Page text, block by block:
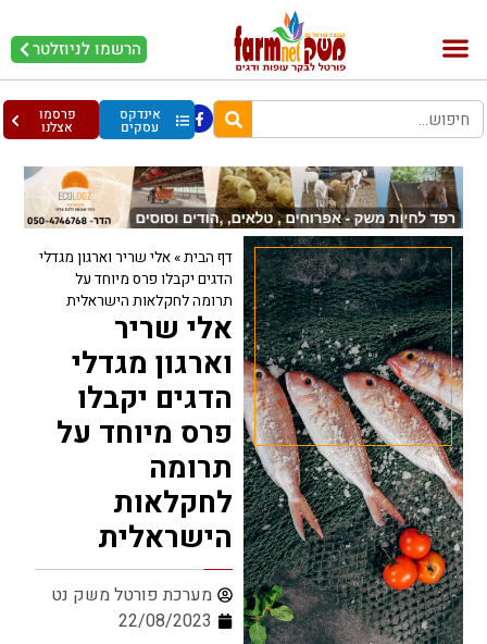
הרשמו לניוזלטר
אינדקס
עסקים
פרסמו
אצלנו
דף הבית»אלי שריר וארגון מגדלי
הדגים יקבלו פרס מיוחד על
תרומה לחקלאות הישראלית
אלי שריר
וארגון מגדלי
הדגים יקבלו
פרס מיוחד על
תרומה
לחקלאות
הישראלית
מערכת פורטל משק נט
22/08/2023